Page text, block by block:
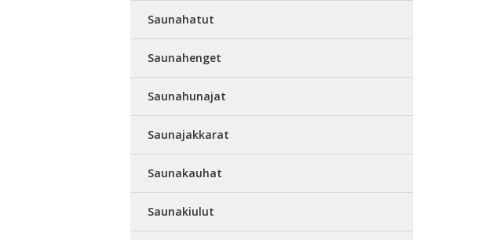
Saunahatut
Saunahenget
Saunahunajat
Saunajakkarat
Saunakauhat
Saunakiulut